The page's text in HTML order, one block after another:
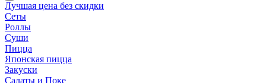
Лучшая цена без скидки
Сеты
Роллы
Суши
Пицца
Японская пицца
Закуски
Салаты и Поке